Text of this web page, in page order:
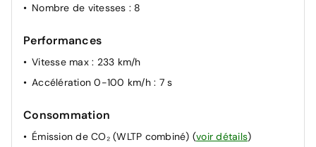
Nombre de vitesses : 8
Performances
Vitesse max : 233 km/h
Accélération 0-100 km/h : 7 s
Consommation
Émission de CO₂ (WLTP combiné) (voir détails)